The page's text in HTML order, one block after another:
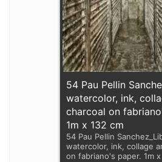
54 Pau Pellin
watercolor, ink,
charcoal on
1m x 132 cm
54 Pau Pellin
watercolor, ink, collage
on fabriano's paper. 1m